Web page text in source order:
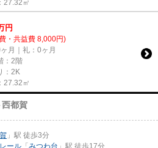
27.32㎡
円
・共益費 8,000円)
月｜礼：0ヶ月
：2階
：2K
27.32㎡
西都賀
」駅 徒歩3分
ール 「みつわ台 」駅 徒歩17分